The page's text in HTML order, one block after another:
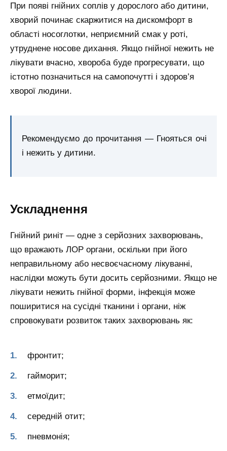
При появі гнійних соплів у дорослого або дитини,
хворий починає скаржитися на дискомфорт в
області носоглотки, неприємний смак у роті,
утруднене носове дихання. Якщо гнійної нежить не
лікувати вчасно, хвороба буде прогресувати, що
істотно позначиться на самопочутті і здоров’я
хворої людини.
Рекомендуємо до прочитання — Гнояться очі
і нежить у дитини.
Ускладнення
Гнійний риніт — одне з серйозних захворювань,
що вражають ЛОР органи, оскільки при його
неправильному або несвоєчасному лікуванні,
наслідки можуть бути досить серйозними. Якщо не
лікувати нежить гнійної форми, інфекція може
поширитися на сусідні тканини і органи, ніж
спровокувати розвиток таких захворювань як:
фронтит;
гайморит;
етмоїдит;
середній отит;
пневмонія;